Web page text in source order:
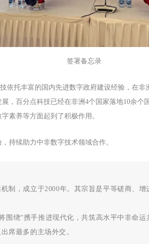
签署备忘录
依托丰富的国内先进数字政府建设经验，在
，百分点科技已经在非洲4个国家落地10余
素养等方面起到了积极作用。
持续助力中非数字技术领域合作。
制，成立于2000年。其宗旨是平等磋商、
围绕“携手推进现代化，共筑高水平中非命
席最多的主场外交。